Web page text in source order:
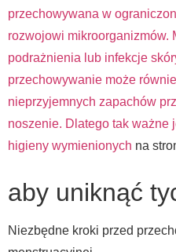
przechowywana w
rozwojowi mikroorganizmów.
podrażnienia lub infekcje
przechowywanie może
nieprzyjemnych zapachów
noszenie. Dlatego tak ważne
higieny wymienionych na
aby uniknąć
Niezbędne kroki przed